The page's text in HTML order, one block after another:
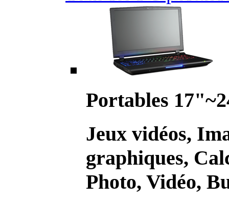
Portables
Jeux vidéos,
graphiques,
Photo, Vidéo,